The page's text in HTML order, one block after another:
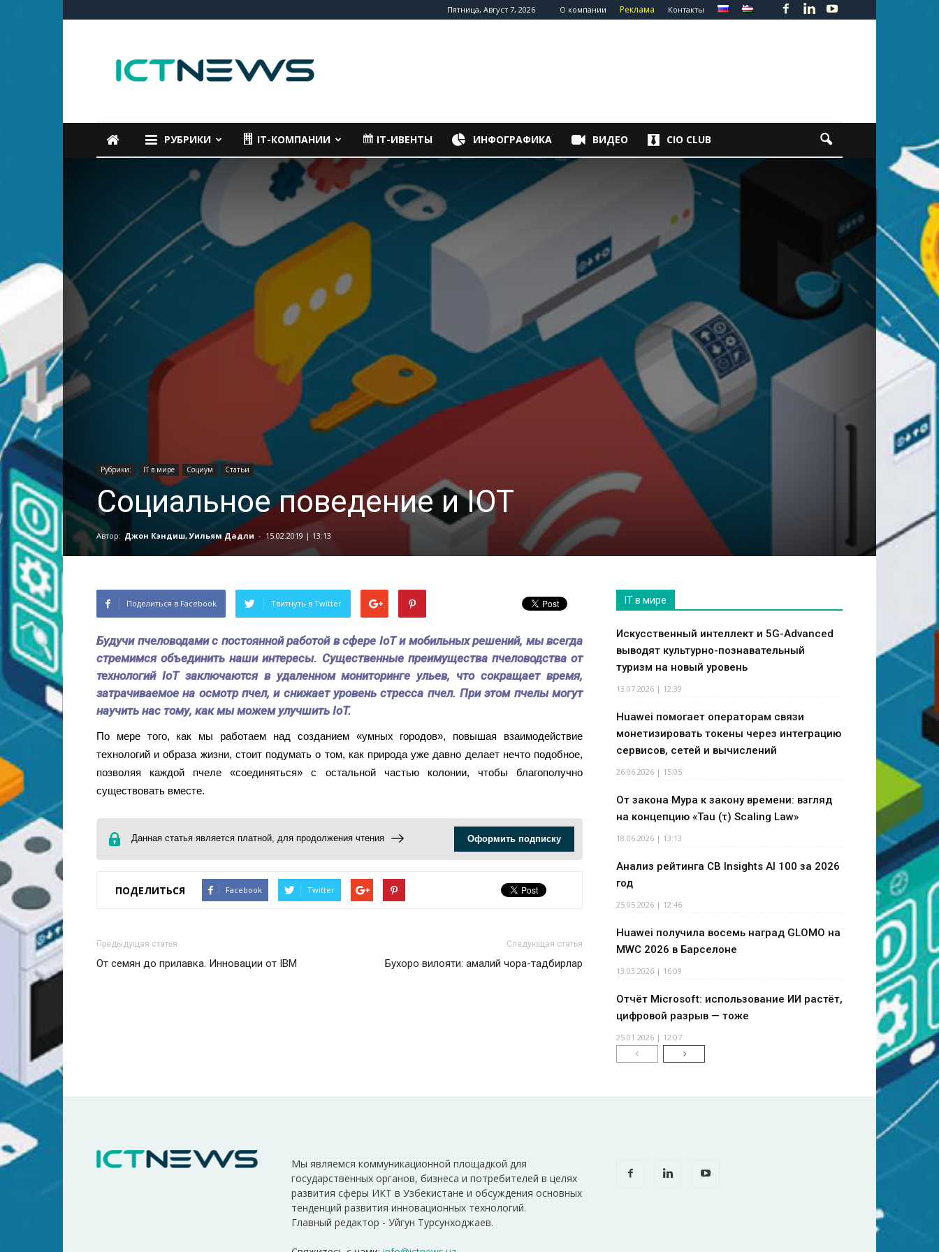
Пятница, Август 7, 2026 О компании Реклама Контакты
РУБРИКИ IT-КОМПАНИИ IT-ИВЕНТЫ ИНФОГРАФИКА ВИДЕО CIO CLUB
Рубрики: IT в мире Социум Статьи
Социальное поведение и IOT
Автор: Джон Кэндиш, Уильям Дадли - 15.02.2019 | 13:13
Поделиться в Facebook Твитнуть в Twitter
Будучи пчеловодами с постоянной работой в сфере IoT и мобильных решений, мы всегда
стремимся объединить наши интересы. Существенные преимущества пчеловодства от
технологий IoT заключаются в удаленном мониторинге ульев, что сокращает время,
затрачиваемое на осмотр пчел, и снижает уровень стресса пчел. При этом пчелы могут
научить нас тому, как мы можем улучшить IoT.
По мере того, как мы работаем над созданием «умных городов», повышая взаимодействие
технологий и образа жизни, стоит подумать о том, как природа уже давно делает нечто подобное,
позволяя каждой пчеле «соединяться» с остальной частью колонии, чтобы благополучно
существовать вместе.
Данная статья является платной, для продолжения чтения Оформить подписку
ПОДЕЛИТЬСЯ Facebook Twitter
Предыдущая статья
От семян до прилавка. Инновации от IBM
Следующая статья
Бухоро вилояти: амалий чора-тадбирлар
IT в мире
Искусственный интеллект и 5G-Advanced
выводят культурно-познавательный
туризм на новый уровень
13.07.2026 | 12:39
Huawei помогает операторам связи
монетизировать токены через интеграцию
сервисов, сетей и вычислений
26.06.2026 | 15:05
От закона Мура к закону времени: взгляд
на концепцию «Tau (τ) Scaling Law»
18.06.2026 | 13:13
Анализ рейтинга CB Insights AI 100 за 2026
год
25.05.2026 | 12:46
Huawei получила восемь наград GLOMO на
MWC 2026 в Барселоне
13.03.2026 | 16:09
Отчёт Microsoft: использование ИИ растёт,
цифровой разрыв — тоже
25.01.2026 | 12:07
Мы являемся коммуникационной площадкой для
государственных органов, бизнеса и потребителей в целях
развития сферы ИКТ в Узбекистане и обсуждения основных
тенденций развития инновационных технологий.
Главный редактор - Уйгун Турсунходжаев.